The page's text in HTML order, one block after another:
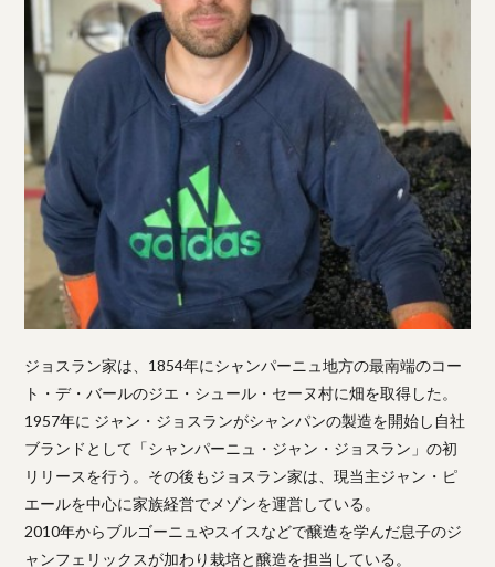
ジョスラン家は、1854年にシャンパーニュ地方の最南端のコー
ト・デ・バールのジエ・シュール・セーヌ村に畑を取得した。
1957年に ジャン・ジョスランがシャンパンの製造を開始し自社
ブランドとして「シャンパーニュ・ジャン・ジョスラン」の初
リリースを行う。その後もジョスラン家は、現当主ジャン・ピ
エールを中心に家族経営でメゾンを運営している。
2010年からブルゴーニュやスイスなどで醸造を学んだ息子のジ
ャンフェリックスが加わり栽培と醸造を担当している。